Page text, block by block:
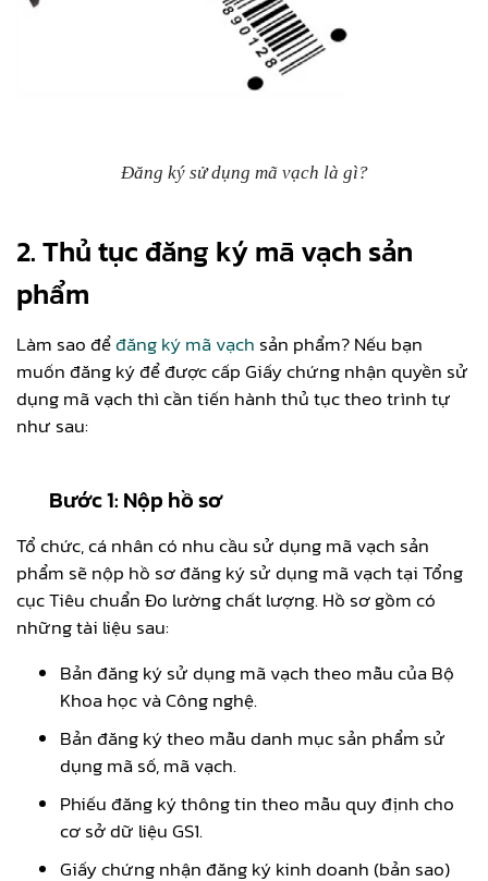
Đăng ký sử dụng mã vạch là gì?
2. Thủ tục đăng ký mã vạch sản
phẩm
Làm sao đểđăng ký mã vạchsản phẩm? Nếu bạn
muốn đăng ký để được cấp Giấy chứng nhận quyền sử
dụng mã vạch thì cần tiến hành thủ tục theo trình tự
như sau:
Bước 1: Nộp hồ sơ
Tổ chức, cá nhân có nhu cầu sử dụng mã vạch sản
phẩm sẽ nộp hồ sơ đăng ký sử dụng mã vạch tại Tổng
cục Tiêu chuẩn Đo lường chất lượng. Hồ sơ gồm có
những tài liệu sau:
Bản đăng ký sử dụng mã vạch theo mẫu của Bộ
Khoa học và Công nghệ.
Bản đăng ký theo mẫu danh mục sản phẩm sử
dụng mã số, mã vạch.
Phiếu đăng ký thông tin theo mẫu quy định cho
cơ sở dữ liệu GS1.
Giấy chứng nhận đăng ký kinh doanh (bản sao)